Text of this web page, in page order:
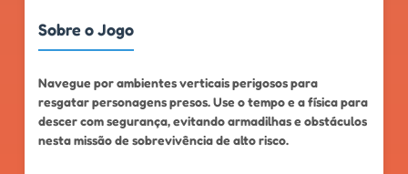
Sobre o Jogo
Navegue por ambientes verticais perigosos para
resgatar personagens presos. Use o tempo e a física para
descer com segurança, evitando armadilhas e obstáculos
nesta missão de sobrevivência de alto risco.